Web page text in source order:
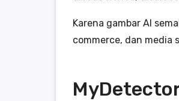
Karena gambar AI
commerce, dan media